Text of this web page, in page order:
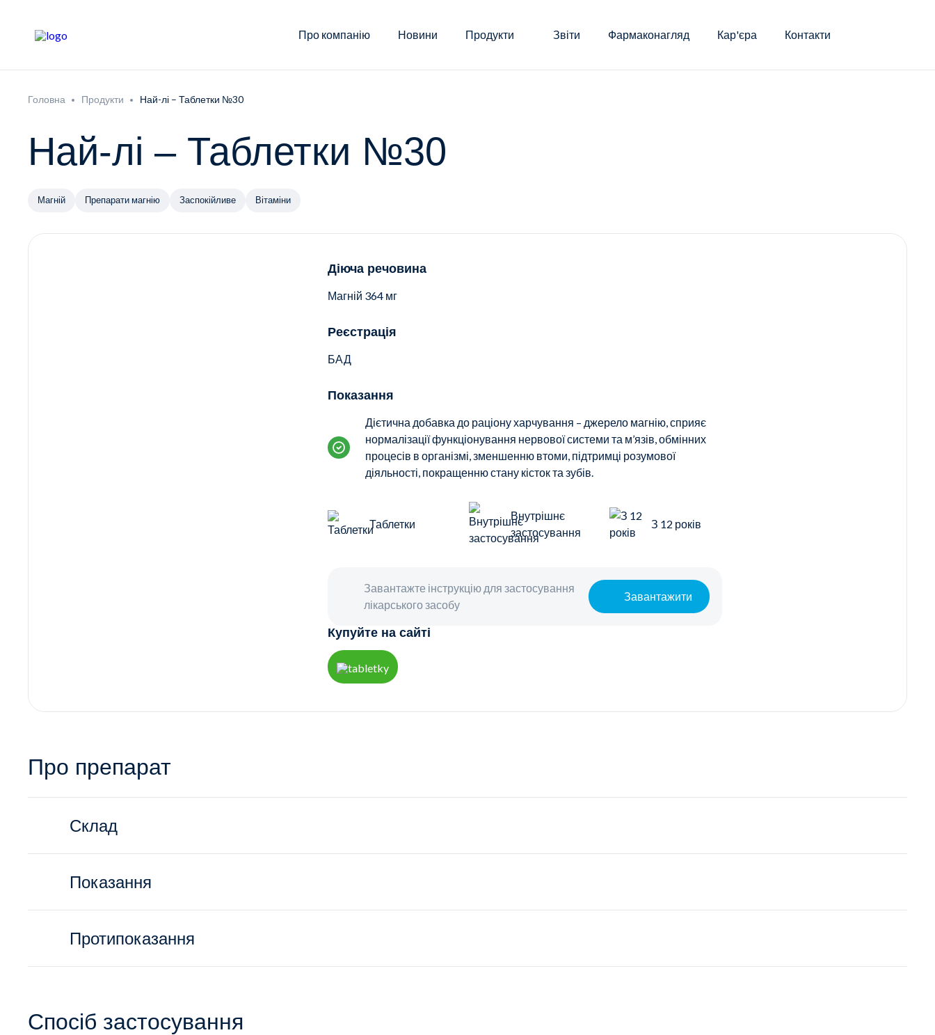
Про компанію Новини Продукти Звіти Фармаконагляд Кар'єра Контакти
Головна Продукти Най-лі – Таблетки №30
Най-лі – Таблетки №30
Магній Препарати магнію Заспокійливе Вітаміни
Діюча речовина
Магній 364 мг
Реєстрація
БАД
Показання
Дієтична добавка до раціону харчування – джерело магнію, сприяє
нормалізації функціонування нервової системи та м’язів, обмінних
процесів в організмі, зменшенню втоми, підтримці розумової
діяльності, покращенню стану кісток та зубів.
Таблетки
Внутрішнє
застосування
З 12 років
Завантажте інструкцію для застосування
лікарського засобу
Завантажити
Купуйте на сайті
Про препарат
Склад
Показання
Протипоказання
Спосіб застосування